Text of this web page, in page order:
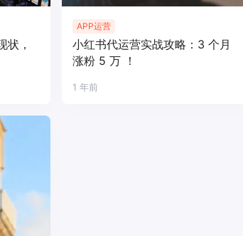
状，
APP运营
小红书代运营实战攻略：3 个月
涨粉 5 万 ！
1 年前